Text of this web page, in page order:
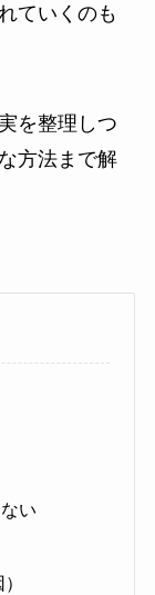
ていくのも
を整理しつ
方法まで解
い